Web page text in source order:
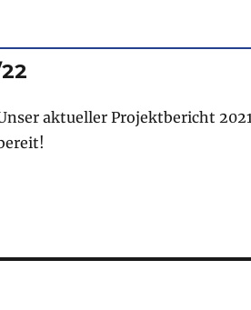
aktueller Projektbericht